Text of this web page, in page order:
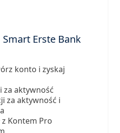
Erste Bank
konto i zyskaj
za aktywność
za aktywność i
z Kontem Pro